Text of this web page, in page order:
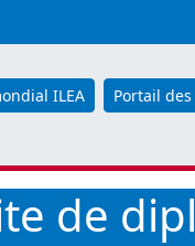
ILEA Portail
de